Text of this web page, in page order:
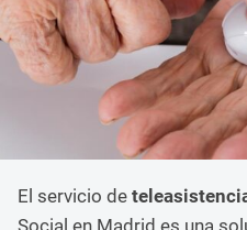
El servicio de
Social en Madrid es una